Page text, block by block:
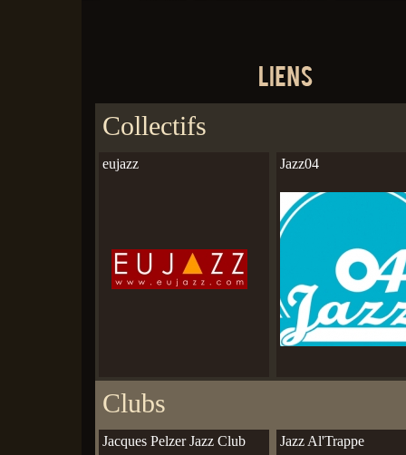
Collectifs
eujazz Jazz04
Clubs
Jacques Pelzer Jazz Club Jazz Al'Trappe